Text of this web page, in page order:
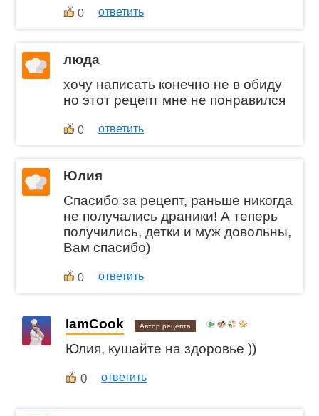
0 ответить
люда
хочу написать конечно не в обиду
но этот рецепт мне не понравился
0 ответить
Юлия
Спасибо за рецепт, раньше никогда
не получались драники! А теперь
получились, детки и муж довольны,
Вам спасибо)
0 ответить
IamCook Автор рецепта
Юлия, кушайте на здоровье ))
0 ответить